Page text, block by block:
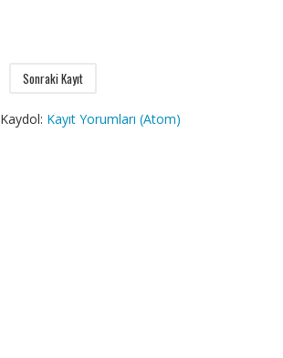
Sonraki Kayıt
Kaydol: Kayıt Yorumları (Atom)